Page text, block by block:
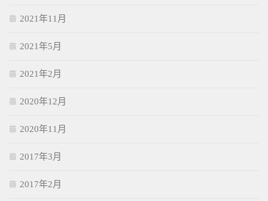
2021年11月
2021年5月
2021年2月
2020年12月
2020年11月
2017年3月
2017年2月